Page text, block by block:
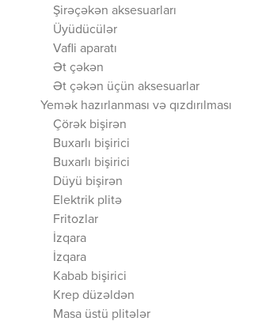
Şirəçəkən aksesuarları
Üyüdücülər
Vafli aparatı
Ət çəkən
Ət çəkən üçün aksesuarlar
Yemək hazırlanması və qızdırılması
Çörək bişirən
Buxarlı bişirici
Buxarlı bişirici
Düyü bişirən
Elektrik plitə
Fritozlar
İzqara
İzqara
Kabab bişirici
Krep düzəldən
Masa üstü plitələr